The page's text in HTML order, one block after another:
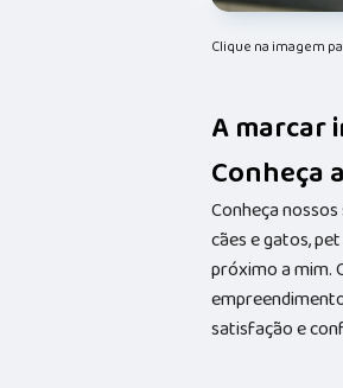
Clique na imagem
A marcar
Conheça
Conheça
cães e gatos,
próximo a mim.
satisfação e